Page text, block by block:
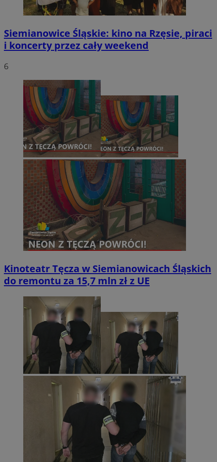
Siemianowice Śląskie: kino na Rzęsie, piraci
i koncerty przez cały weekend
6
Kinoteatr Tęcza w Siemianowicach Śląskich
do remontu za 15,7 mln zł z UE